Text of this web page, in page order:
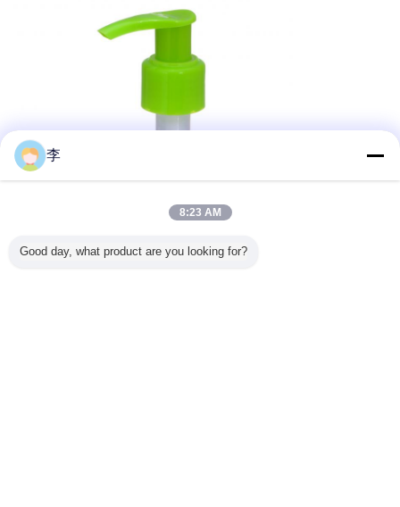
李
8:23 AM
Good day, what product are you looking for?